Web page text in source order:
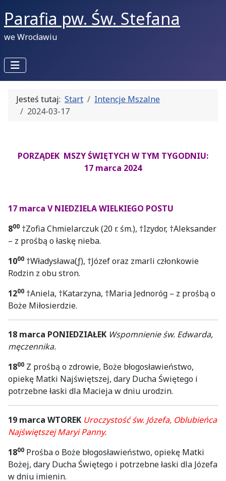
Parafia pw. Św. Stefana
we Wrocławiu
Jesteś tutaj: Start
Intencje Mszalne
2024-03-17
PORZĄDEK MSZY ŚWIĘTYCH W TYM TYGODNIU:
17 marca 2024
17 marca V NIEDZIELA WIELKIEGO POSTU
800 †Zofia Chmielarczuk (20 r. śm.), †Izydor, †Aleksander
– z prośbą o łaskę nieba.
1000 †Władysława(ƒ), †Józef oraz zmarli członkowie
Rodzin z obu stron.
1200 †Aniela, †Katarzyna, †Maria Jednoróg – z prośbą o
Boże Miłosierdzie.
18 marca PONIEDZIAŁEK Wspomnienie św. Edwarda,
męczennika.
1800 Z prośbą o zdrowie, Boże błogosławieństwo,
opiekę Matki Najświętszej, dary Ducha Świętego i
potrzebne łaski dla Macieja w dniu urodzin.
19 marca WTOREK Uroczystość św. Józefa, Oblubieńca
Najświętszej Maryi Panny.
1800 Prośba o Boże błogosławieństwo, opiekę Matki
Bożej, dary Ducha Świętego i potrzebne łaski dla Józefa
w dniu imienin.